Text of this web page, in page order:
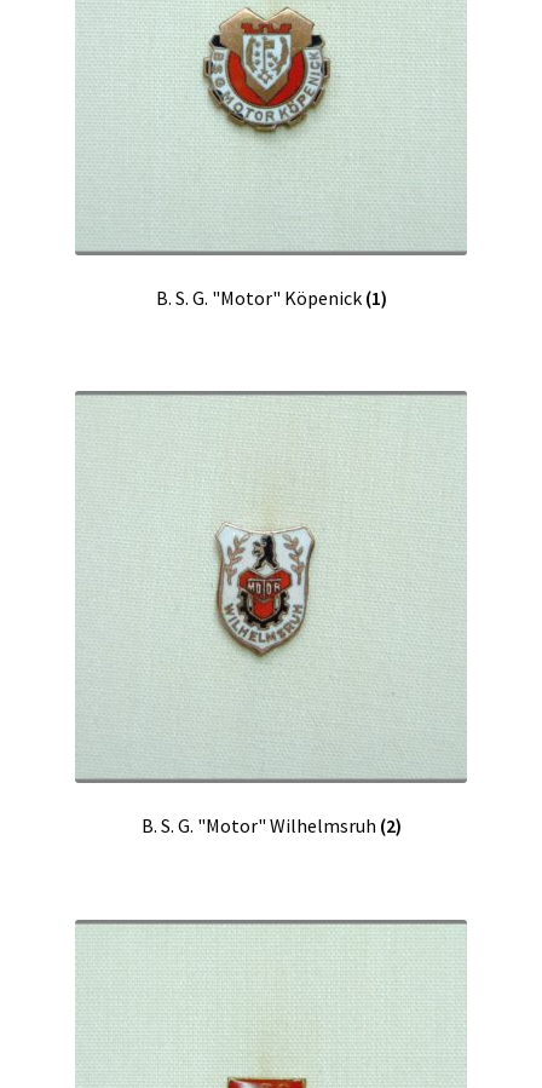
B. S. G. "Motor" Köpenick (1)
B. S. G. "Motor" Wilhelmsruh (2)